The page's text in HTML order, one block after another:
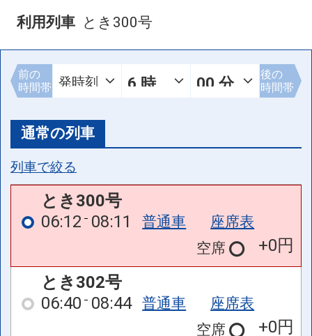
利用列車 とき300号
前の
時間帯
後の
時間帯
通常の列車
列車で絞る
とき300号
06:12 08:11 普通車
座席表
空席
+0円
とき302号
06:40 08:44 普通車
座席表
空席
+0円